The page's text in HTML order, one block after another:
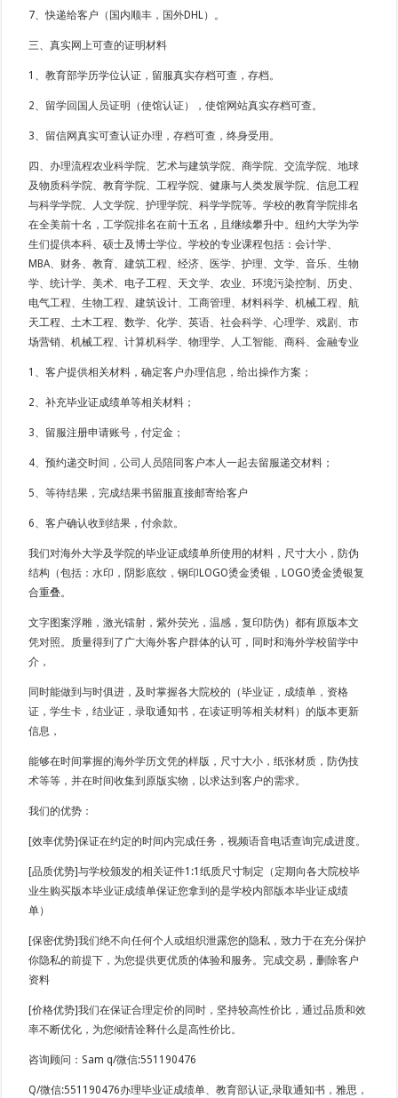
7、快递给客户（国内顺丰，国外DHL）。
三、真实网上可查的证明材料
1、教育部学历学位认证，留服真实存档可查，存档。
2、留学回国人员证明（使馆认证），使馆网站真实存档可查。
3、留信网真实可查认证办理，存档可查，终身受用。
四、办理流程农业科学院、艺术与建筑学院、商学院、交流学院、地球
及物质科学院、教育学院、工程学院、健康与人类发展学院、信息工程
与科学学院、人文学院、护理学院、科学学院等。学校的教育学院排名
在全美前十名，工学院排名在前十五名，且继续攀升中。纽约大学为学
生们提供本科、硕士及博士学位。学校的专业课程包括：会计学、
MBA、财务、教育、建筑工程、经济、医学、护理、文学、音乐、生物
学、统计学、美术、电子工程、天文学、农业、环境污染控制、历史、
电气工程、生物工程、建筑设计、工商管理、材料科学、机械工程、航
天工程、土木工程、数学、化学、英语、社会科学、心理学、戏剧、市
场营销、机械工程、计算机科学、物理学、人工智能、商科、金融专业
1、客户提供相关材料，确定客户办理信息，给出操作方案；
2、补充毕业证成绩单等相关材料；
3、留服注册申请账号，付定金；
4、预约递交时间，公司人员陪同客户本人一起去留服递交材料；
5、等待结果，完成结果书留服直接邮寄给客户
6、客户确认收到结果，付余款。
我们对海外大学及学院的毕业证成绩单所使用的材料，尺寸大小，防伪
结构（包括：水印，阴影底纹，钢印LOGO烫金烫银，LOGO烫金烫银复
合重叠。
文字图案浮雕，激光镭射，紫外荧光，温感，复印防伪）都有原版本文
凭对照。质量得到了广大海外客户群体的认可，同时和海外学校留学中
介，
同时能做到与时俱进，及时掌握各大院校的（毕业证，成绩单，资格
证，学生卡，结业证，录取通知书，在读证明等相关材料）的版本更新
信息，
能够在时间掌握的海外学历文凭的样版，尺寸大小，纸张材质，防伪技
术等等，并在时间收集到原版实物，以求达到客户的需求。
我们的优势：
[效率优势]保证在约定的时间内完成任务，视频语音电话查询完成进度。
[品质优势]与学校颁发的相关证件1:1纸质尺寸制定（定期向各大院校毕
业生购买版本毕业证成绩单保证您拿到的是学校内部版本毕业证成绩
单）
[保密优势]我们绝不向任何个人或组织泄露您的隐私，致力于在充分保护
你隐私的前提下，为您提供更优质的体验和服务。完成交易，删除客户
资料
[价格优势]我们在保证合理定价的同时，坚持较高性价比，通过品质和效
率不断优化，为您倾情诠释什么是高性价比。
咨询顾问：Sam q/微信:551190476
Q/微信:551190476办理毕业证成绩单、教育部认证,录取通知书，雅思，